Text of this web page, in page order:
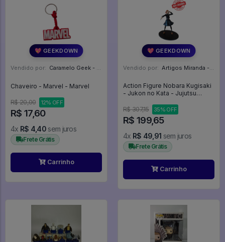
💖 GEEKDOWN
Vendido por: Caramelo Geek - DF
Chaveiro - Marvel - Marvel
R$ 20,00 12% OFF
R$ 17,60
4x R$ 4,40 sem juros
Frete Grátis
Carrinho
💖 GEEKDOWN
Vendido por: Artigos Miranda - RJ
Action Figure Nobara Kugisaki
- Jukon no Kata - Jujutsu
R$ 307,15
35% OFF
R$ 199,65
4x R$ 49,91 sem juros
Frete Grátis
Carrinho